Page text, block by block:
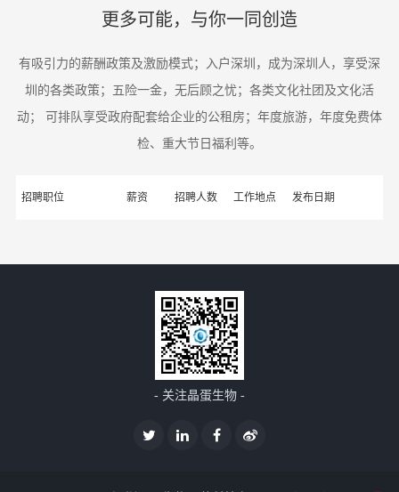
更多可能，与你一同创造
有吸引力的薪酬政策及激励模式；入户深圳，成为深圳人，享受深
圳的各类政策；五险一金，无后顾之忧；各类文化社团及文化活
动； 可排队享受政府配套给企业的公租房；年度旅游，年度免费体
检、重大节日福利等。
招聘职位 薪资 招聘人数 工作地点 发布日期
- 关注晶蛋生物 -